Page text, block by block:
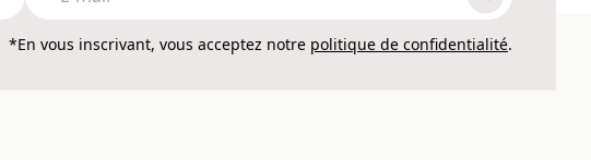
*En vous inscrivant, vous acceptez notre politique de confidentialité.